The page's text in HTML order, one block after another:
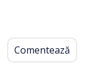
Comentează